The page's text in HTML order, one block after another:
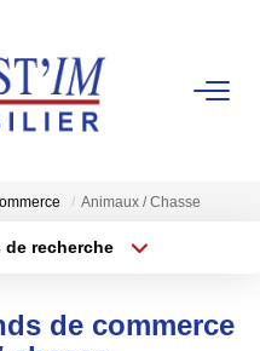
Animaux / Chasse
recherche
de commerce